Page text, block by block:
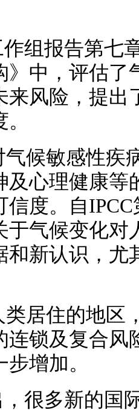
组报告第七
》中，评估了
来风险，提出
候敏感性疾
及心理健康
信度。自
于气候变化对
和新认识，
居住的地区
连锁及复合风
增加。
很多新的国